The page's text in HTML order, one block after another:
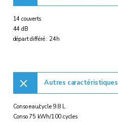
14 couverts
44 dB
départ différé : 24h
Autres caractéristiques
Conso eau/cycle 9.8 L
Conso 75 kWh/100 cycles